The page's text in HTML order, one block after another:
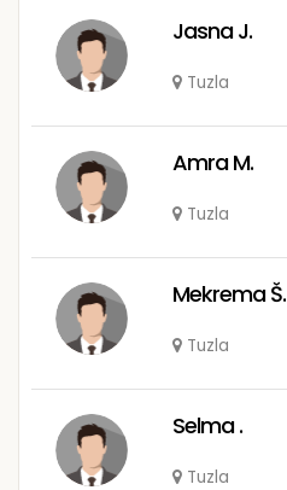
Jasna J.
Tuzla
Amra M.
Tuzla
Mekrema Š.
Tuzla
Selma .
Tuzla